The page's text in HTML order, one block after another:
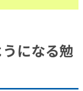
になる勉